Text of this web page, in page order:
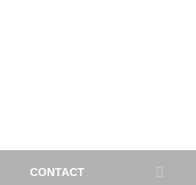
CONTACT